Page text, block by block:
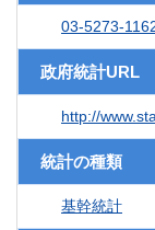
03-5273-
政府統計URL
http://
統計の種類
基幹統計